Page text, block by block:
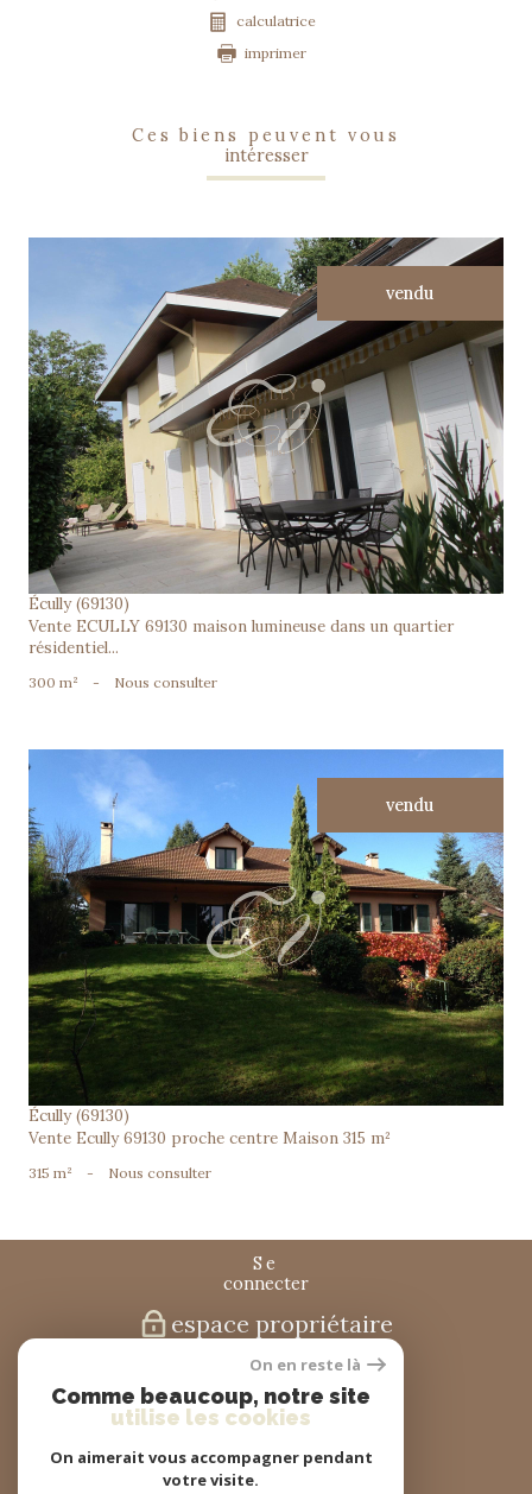
calculatrice
imprimer
ces biens peuvent vous
intéresser
vendu
voir le bien
Écully (69130)
Vente ECULLY 69130 maison lumineuse dans un quartier
résidentiel...
300 m² - Nous consulter
vendu
voir le bien
Écully (69130)
Vente Ecully 69130 proche centre Maison 315 m²
315 m² - Nous consulter
se
connecter
espace propriétaire
nous
suivre
On en reste là
Comme beaucoup, notre site
utilise les cookies
On aimerait vous accompagner pendant
votre visite.